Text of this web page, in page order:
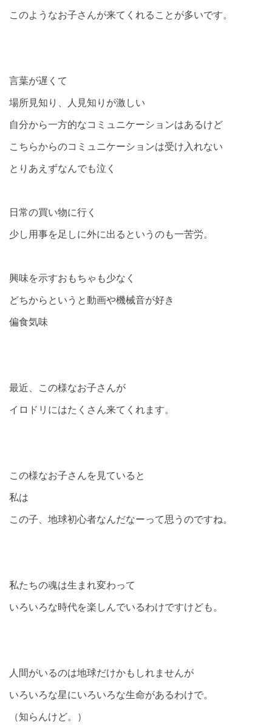
このようなお子さんが来てくれることが多いです。
言葉が遅くて
場所見知り、人見知りが激しい
自分から一方的なコミュニケーションはあるけど
こちらからのコミュニケーションは受け入れない
とりあえずなんでも泣く
日常の買い物に行く
少し用事を足しに外に出るというのも一苦労。
興味を示すおもちゃも少なく
どちからというと動画や機械音が好き
偏食気味
最近、この様なお子さんが
イロドリにはたくさん来てくれます。
この様なお子さんを見ていると
私は
この子、地球初心者なんだなーって思うのですね。
私たちの魂は生まれ変わって
いろいろな時代を楽しんでいるわけですけども。
人間がいるのは地球だけかもしれませんが
いろいろな星にいろいろな生命があるわけで。
（知らんけど。）